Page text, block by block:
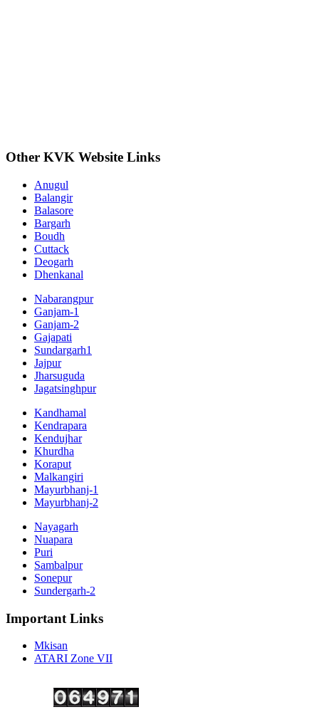
Other KVK Website Links
Anugul
Balangir
Balasore
Bargarh
Boudh
Cuttack
Deogarh
Dhenkanal
Nabarangpur
Ganjam-1
Ganjam-2
Gajapati
Sundargarh1
Jajpur
Jharsuguda
Jagatsinghpur
Kandhamal
Kendrapara
Kendujhar
Khurdha
Koraput
Malkangiri
Mayurbhanj-1
Mayurbhanj-2
Nayagarh
Nuapara
Puri
Sambalpur
Sonepur
Sundergarh-2
Important Links
Mkisan
ATARI Zone VII